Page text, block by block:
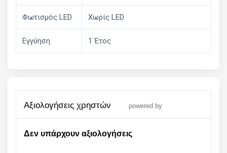
Φωτισμός LED Χωρίς LED
Εγγύηση 1 Έτoς
αξιολογήσεις χρηστών powered by
Δεν υπάρχουν αξιολογήσεις